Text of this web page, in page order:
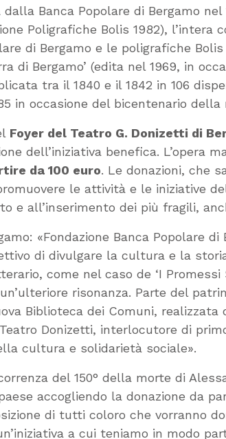
Banca Popolare di Bergamo
Poligrafiche Bolis 1982),
di Bergamo e le poligrafiche
di Bergamo’ (edita nel 1969, in
tra il 1840 e il 1842 in 106
in occasione del bicentenario
Foyer del Teatro G. Donizetti di
dell’iniziativa benefica. L’opera
da 100 euro. Le donazioni, che
le attività e le iniziative
e all’inserimento dei più fragili,
«Fondazione Banca Popolare
di divulgare la cultura e la
come nel caso de ‘I Promessi
risonanza. Parte del
Biblioteca dei Comuni, realizzata
Teatro Donizetti, interlocutore di
cultura e solidarietà sociale».
del 150° della morte di
accogliendo la donazione da
di tutti coloro che vorranno
a cui teniamo in modo